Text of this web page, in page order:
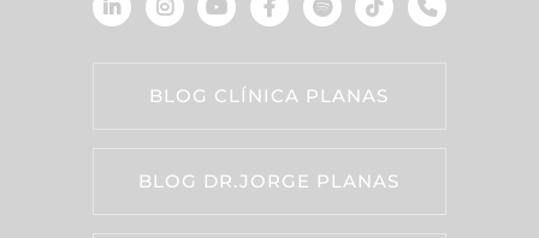
BLOG CLÍNICA PLANAS
BLOG DR.JORGE PLANAS